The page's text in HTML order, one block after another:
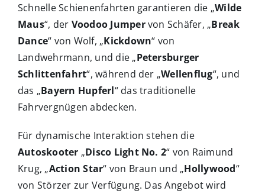
Schnelle Schienenfahrten garantieren die „Wilde
Maus“, der Voodoo Jumpervon Schäfer, „Break
Dance“ von Wolf, „Kickdown“ von
Landwehrmann, und die „Petersburger
Schlittenfahrt“, während der „Wellenflug“, und
das „Bayern Hupferl“ das traditionelle
Fahrvergnügen abdecken.
Für dynamische Interaktion stehen die
Autoskooter „Disco Light No. 2“ von Raimund
Krug, „Action Star“ von Braun und „Hollywood“
von Störzer zur Verfügung. Das Angebot wird